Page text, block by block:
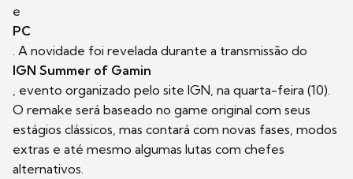
e
PC
. A novidade foi revelada durante a transmissão do
IGN Summer of Gamin
, evento organizado pelo site IGN, na quarta-feira (10).
O remake será baseado no game original com seus
estágios clássicos, mas contará com novas fases, modos
extras e até mesmo algumas lutas com chefes
alternativos.